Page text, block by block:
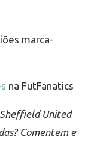
marca-
na FutFanatics
United
Comentem e